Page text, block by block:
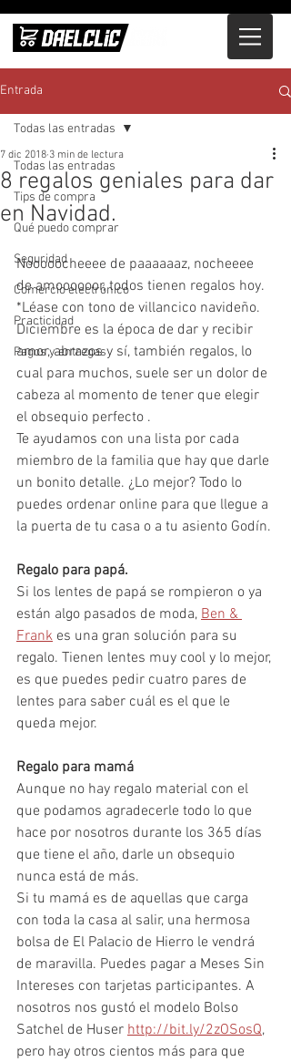
Entrada
Todas las entradas
Tips de compra
Qué puedo comprar
Seguridad
Comercio electrónico
Practicidad
Pagos y entregas
Todas las entradas
8 regalos geniales para dar
en Navidad.
7 dic 2018 3 min de lectura
Nooooocheeee de paaaaaaz, nocheeee
de amoooooor, todos tienen regalos hoy.
*Léase con tono de villancico navideño.
Diciembre es la época de dar y recibir
amor, abrazos y sí, también regalos, lo
cual para muchos, suele ser un dolor de
cabeza al momento de tener que elegir
el obsequio perfecto .
Te ayudamos con una lista por cada
miembro de la familia que hay que darle
un bonito detalle. ¿Lo mejor? Todo lo
puedes ordenar online para que llegue a
la puerta de tu casa o a tu asiento Godín.
Regalo para papá.
Si los lentes de papá se rompieron o ya
están algo pasados de moda, Ben &
Frank es una gran solución para su
regalo. Tienen lentes muy cool y lo mejor,
es que puedes pedir cuatro pares de
lentes para saber cuál es el que le
queda mejor.
Regalo para mamá
Aunque no hay regalo material con el
que podamos agradecerle todo lo que
hace por nosotros durante los 365 días
que tiene el año, darle un obsequio
nunca está de más.
Si tu mamá es de aquellas que carga
con toda la casa al salir, una hermosa
bolsa de El Palacio de Hierro le vendrá
de maravilla. Puedes pagar a Meses Sin
Intereses con tarjetas participantes. A
nosotros nos gustó el modelo Bolso
Satchel de Huser http://bit.ly/2zOSosQ,
pero hay otros cientos más para que